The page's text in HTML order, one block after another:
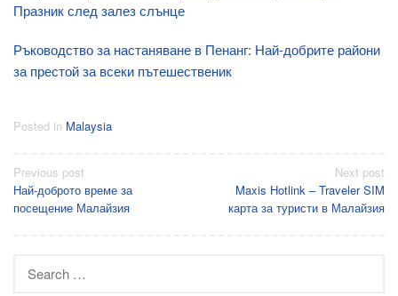
Празник след залез слънце
Ръководство за настаняване в Пенанг: Най-добрите райони
за престой за всеки пътешественик
Posted in Malaysia
Post
navigation
Previous post
Най-доброто време за
посещение Малайзия
Next post
Maxis Hotlink – Traveler SIM
карта за туристи в Малайзия
for: